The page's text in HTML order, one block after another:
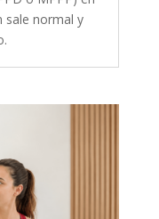
sale normal y